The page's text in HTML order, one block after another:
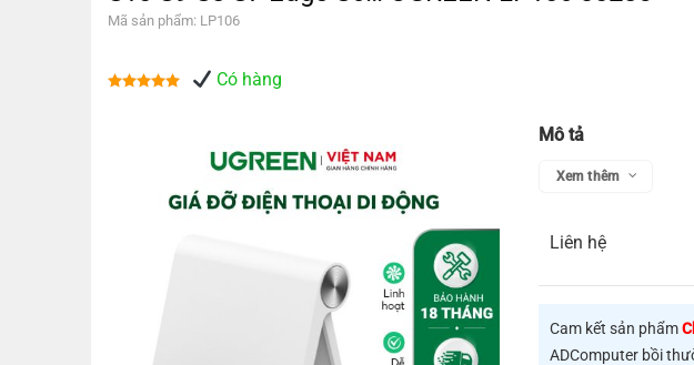
Mã sản phẩm: LP106
Có hàng
Mô tả
Xem thêm
Liên hệ
Cam kết sản phẩm
ADComputer bồi